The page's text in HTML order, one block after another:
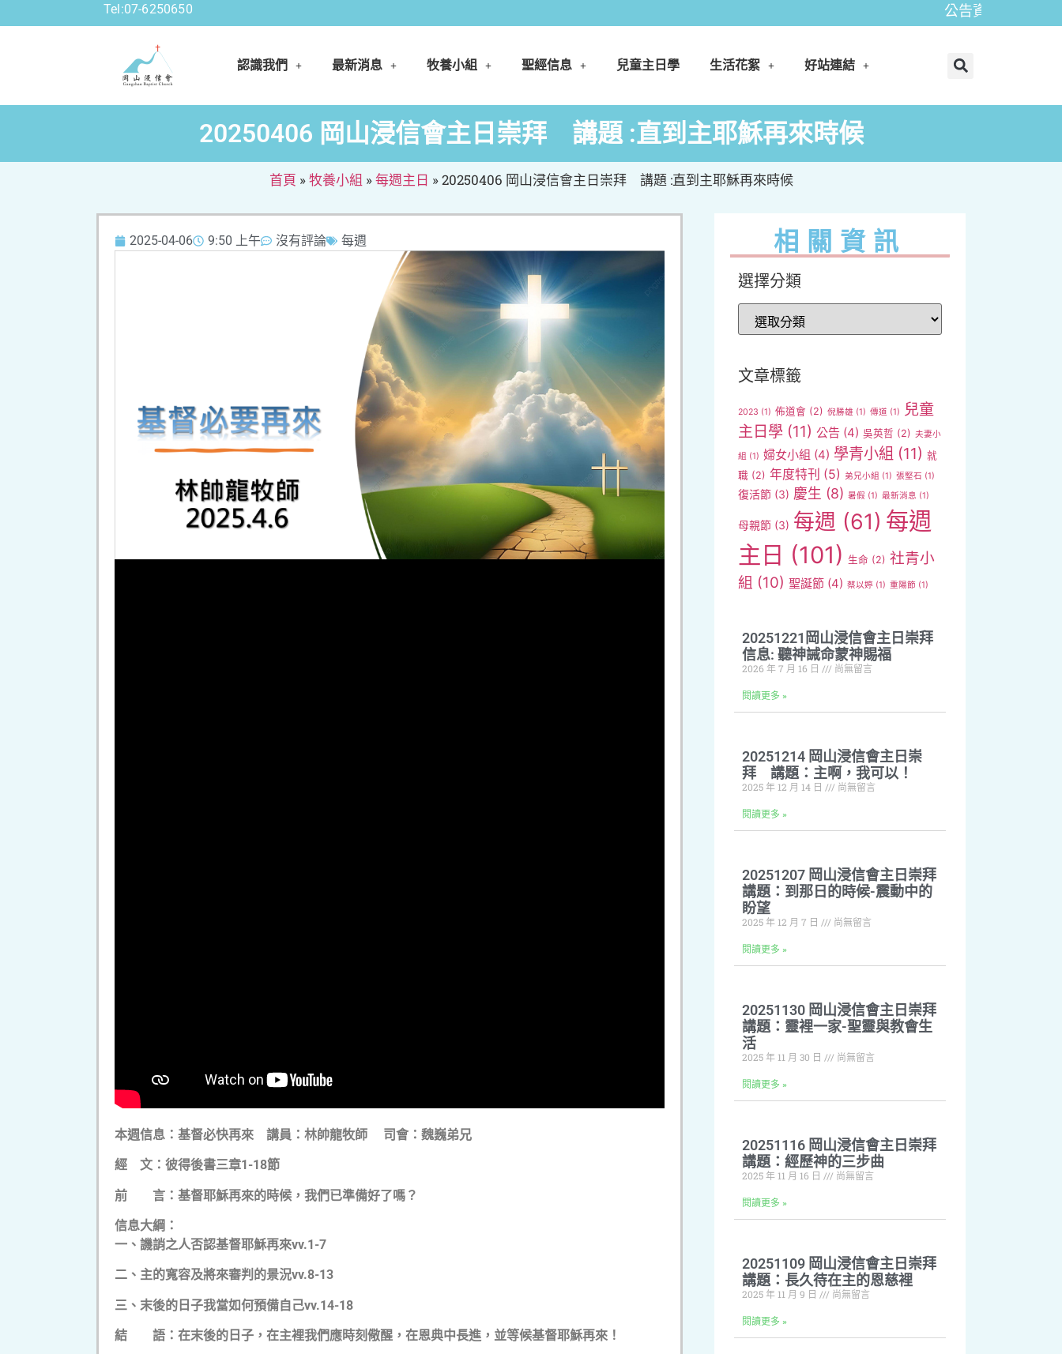
Tel:07-6250650 公告資訊: 財團法人中華
認識我們 最新消息 牧養小組 聖經信息 兒童主日學 生活花絮 好站連結
20250406 岡山浸信會主日崇拜 講題 :直到主耶穌再來時候
首頁 »牧養小組 »每週主日 »20250406 岡山浸信會主日崇拜 講題 :直到主耶穌再來時候
2025-04-06 9:50 上午 沒有評論 每週
本週信息：基督必快再來 講員：林帥龍牧師 司會：魏巍弟兄
經 文： 彼得後書三章1-18節
前 言：基督耶穌再來的時候，我們已準備好了嗎？
信息大綱：
一、譏誚之人否認基督耶穌再來vv.1-7
二、主的寬容及將來審判的景況vv.8-13
三、末後的日子我當如何預備自己vv.14-18
結 語：在末後的日子，在主裡我們應時刻儆醒，在恩典中長進，並等候基督耶穌再來！
相關資訊
選擇分類
文章標籤
2023 (1) 佈道會 (2) 倪勝雄 (1) 傳道 (1)
兒童
主日學(11) 公告(4) 吳英哲 (2) 夫妻小
組 (1) 婦女小組 (4) 學青小組 (11) 就
職 (2) 年度特刊 (5) 弟兄小組 (1) 張堅石 (1)
復活節(3) 慶生 (8) 暑假 (1) 最新消息 (1)
母親節(3) 每週 (61) 每週
主日 (101) 生命 (2) 社青小
組 (10) 聖誕節(4) 蔡以婷(1) 重陽節(1)
20251221岡山浸信會主日崇拜
信息: 聽神誡命蒙神賜福
2026 年 7 月 16 日 尚無留言
閱讀更多 »
20251214 岡山浸信會主日崇
拜 講題：主啊，我可以！
2025 年 12 月 14 日 尚無留言
閱讀更多 »
20251207 岡山浸信會主日崇拜
講題：到那日的時候-震動中的
盼望
2025 年 12 月 7 日 尚無留言
閱讀更多 »
20251130 岡山浸信會主日崇拜
講題：靈裡一家-聖靈與教會生
活
2025 年 11 月 30 日 尚無留言
閱讀更多 »
20251116 岡山浸信會主日崇拜
講題：經歷神的三步曲
2025 年 11 月 16 日 尚無留言
閱讀更多 »
20251109 岡山浸信會主日崇拜
講題：長久待在主的恩慈裡
2025 年 11 月 9 日 尚無留言
閱讀更多 »